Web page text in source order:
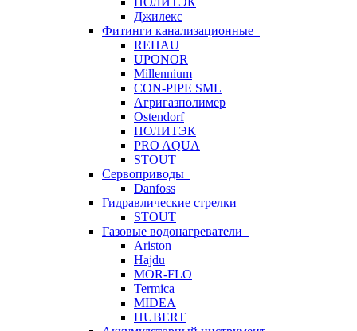
Джилекс
Фитинги канализационные
REHAU
UPONOR
Millennium
CON-PIPE SML
Агригазполимер
Ostendorf
ПОЛИТЭК
PRO AQUA
STOUT
Сервоприводы
Danfoss
Гидравлические стрелки
STOUT
Газовые водонагреватели
Ariston
Hajdu
MOR-FLO
Termica
MIDEA
HUBERT